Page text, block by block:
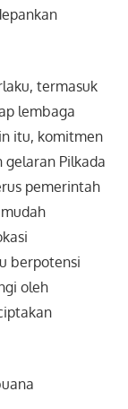
termasuk
lembaga
itu, komitmen
Pilkada
pemerintah
berpotensi
oleh